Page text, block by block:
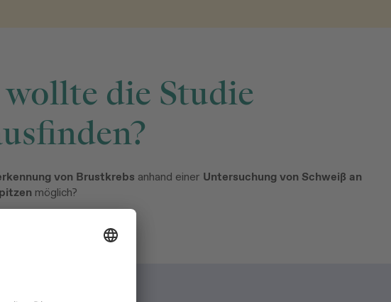
wollte die Studie
von Brustkrebs anhand einer Untersuchung von Schweiß an
möglich?